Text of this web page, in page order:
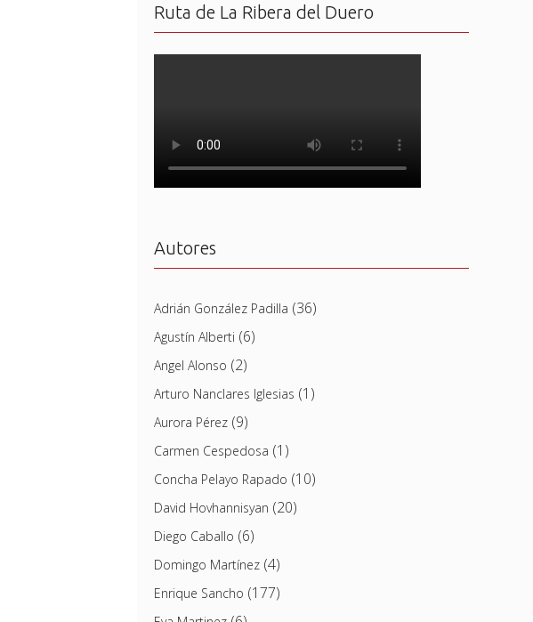
Ruta de La Ribera del Duero
Autores
Adrián González Padilla (36)
Agustín Alberti (6)
Angel Alonso (2)
Arturo Nanclares Iglesias (1)
Aurora Pérez(9)
Carmen Cespedosa (1)
Concha Pelayo Rapado (10)
David Hovhannisyan (20)
Diego Caballo (6)
Domingo Martínez(4)
Enrique Sancho (177)